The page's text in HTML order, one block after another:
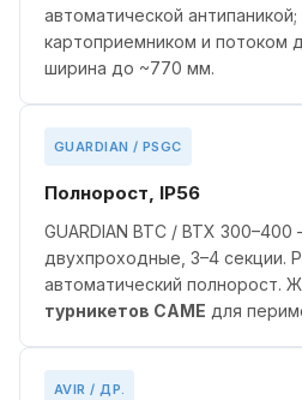
автоматической
картоприемником и потоком
ширина до ~770 мм.
GUARDIAN / PSGC
Полнорост, IP56
GUARDIAN BTC / BTX
двухпроходные, 3–4 секции.
автоматический полнорост.
турникетов CAME для
AVIR / ДР.